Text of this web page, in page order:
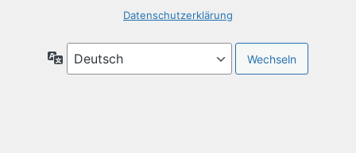
Datenschutzerklärung
Sprache